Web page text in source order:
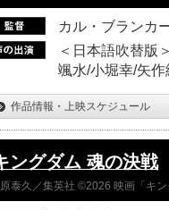
カル・ブランカ
＜日本語吹替版
颯水/小堀幸/矢作
作品情報・上映スケジュール
ングダム 魂の決戦
泰久／集英社 ©2026 映画「キ